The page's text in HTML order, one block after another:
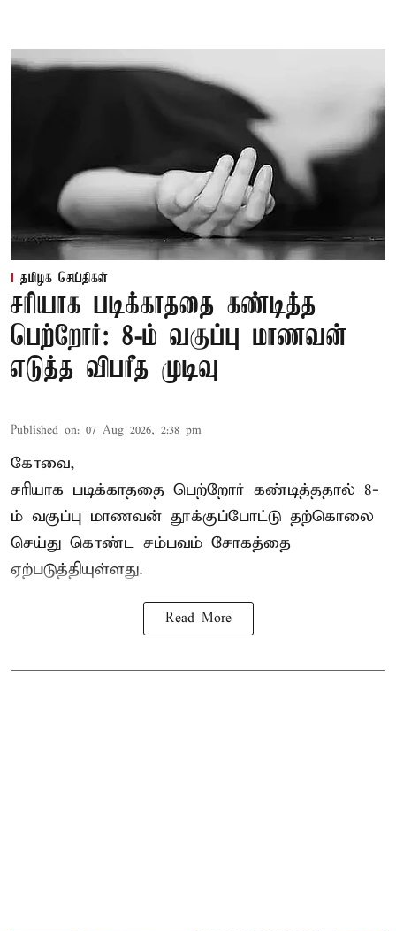
தமிழக செய்திகள்
சரியாக படிக்காததை கண்டித்த
பெற்றோர்: 8-ம் வகுப்பு மாணவன்
எடுத்த விபரீத முடிவு
Published on: 07 Aug 2026, 2:38 pm
கோவை,
சரியாக படிக்காததை பெற்றோர் கண்டித்ததால் 8-
ம் வகுப்பு மாணவன் தூக்குப்போட்டு தற்கொலை
செய்து கொண்ட சம்பவம் சோகத்தை
ஏற்படுத்தியுள்ளது.
Read More